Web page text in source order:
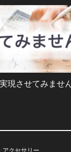
現させてみませ
アクセサリー